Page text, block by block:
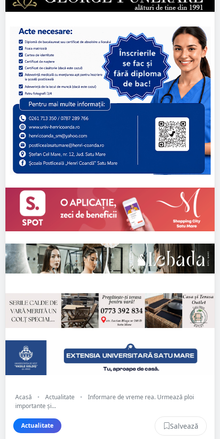
Acasă • Actualitate •
Informare de vreme rea. Urmează ploi
importante și...
Actualitate Salvează